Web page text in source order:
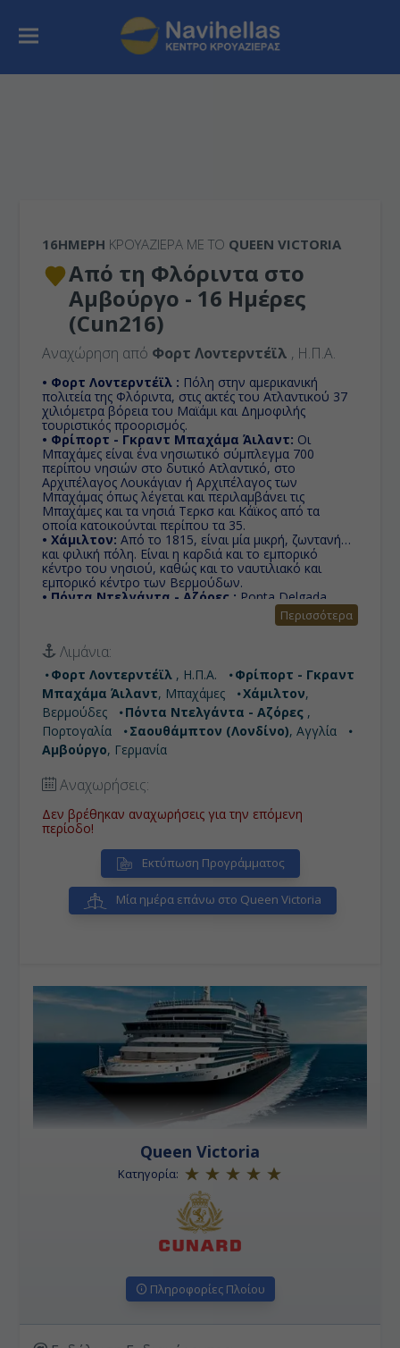
16ΉΜΕΡΗ ΚΡΟΥΑΖΙΕΡΑ ΜΕ ΤΟ QUEEN VICTORIA
Από τη Φλόριντα στο
Αμβούργο - 16 Ημέρες
(Cun216)
Αναχώρηση από Φορτ Λοvτερντέϊλ , Η.Π.Α.
• Φορτ Λοvτερντέϊλ : Πόλη στην αμερικανική
πολιτεία της Φλόριντα, στις ακτές του Ατλαντικού 37
χιλιόμετρα βόρεια του Μαϊάμι και Δημοφιλής
τουριστικός προορισμός.
• Φρίπορτ - Γκραντ Μπαχάμα Άιλαντ: Οι
Μπαχάμες είναι ένα νησιωτικό σύμπλεγμα 700
περίπου νησιών στο δυτικό Ατλαντικό, στο
Αρχιπέλαγος Λουκάγιαν ή Αρχιπέλαγος των
Μπαχάμας όπως λέγεται και περιλαμβάνει τις
Μπαχάμες και τα νησιά Τερκσ και Κάϊκος από τα
οποία κατοικούνται περίπου τα 35.
• Χάμιλτον: Από το 1815, είναι μία μικρή, ζωντανή
και φιλική πόλη. Είναι η καρδιά και το εμπορικό
κέντρο του νησιού, καθώς και το ναυτιλιακό και
εμπορικό κέντρο των Βερμούδων.
• Πόντα Ντελγάντα - Αζόρες : Ponta Delgada
είναι ο μεγαλύτερος δήμος και η διοικητική
πρωτεύουσα της Αυτόνομης Περιφέρειας των Αζορών
στην Πορτογαλία. Βρίσκεται στο Σάο Μιγκέλ, τo
μεγαλύτερo και πιο πυκνοκατοικημένo νησί του
αρχιπελάγους.
• Σαουθάμπτον (Λονδίνο):H πόλη είναι γνωστή
για το Πανεπιστήμιο του Σαουθάμπτον, την
ποδοσφαιρική της ομάδα, Σαουθάμπτον ΦΚ, και την
πλούσια ναυτική της παράδοση, αλλά κυρίως επειδή
ήταν το λιμάνι από όπου αναχώρησε ο Τιτανικός.
• Αμβούργο: Με εξωστρέφεια και θαλασσινή
στις ομορφότερες μητροπόλεις της Ευρώπης.
Περισσότερα
Λιμάνια:
Φορτ Λοvτερντέϊλ , Η.Π.Α.
Φρίπορτ - Γκραντ
Μπαχάμα Άιλαντ, Μπαχάμες Χάμιλτον,
Βερμούδες
Πόντα Ντελγάντα - Αζόρες ,
Πορτογαλία
Σαουθάμπτον (Λονδίνο), Αγγλία
Αμβούργο, Γερμανία
Αναχωρήσεις:
Δεν βρέθηκαν αναχωρήσεις για την επόμενη
περίοδο!
Εκτύπωση Προγράμματος
Μία ημέρα επάνω στο Queen Victoria
Queen Victoria
Κατηγορία:
Πληροφορίες Πλοίου